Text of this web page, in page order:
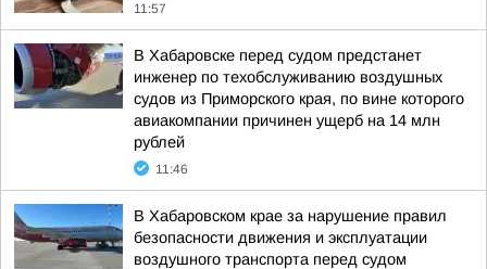
11:57
В Хабаровске перед судом предстанет
инженер по техобслуживанию воздушных
судов из Приморского края, по вине которого
авиакомпании причинен ущерб на 14 млн
рублей
11:46
В Хабаровском крае за нарушение правил
безопасности движения и эксплуатации
воздушного транспорта перед судом